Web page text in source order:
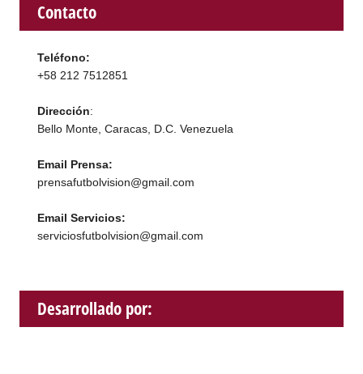
Contacto
Teléfono:
+58 212 7512851
Dirección:
Bello Monte, Caracas, D.C. Venezuela
Email Prensa:
prensafutbolvision@gmail.com
Email Servicios:
serviciosfutbolvision@gmail.com
Desarrollado por: